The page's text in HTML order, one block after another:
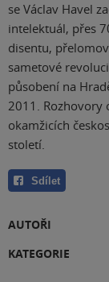
se Václav Havel
intelektuál, přes
disentu,
sametové
působení na
2011. Rozhovory
okamžicích
století.
Sdílet
AUTOŘI
KATEGORIE